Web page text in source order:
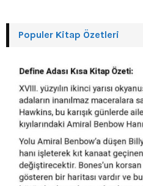
Populer Kitap Özetleri